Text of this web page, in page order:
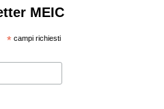
MEIC
*campi richiesti